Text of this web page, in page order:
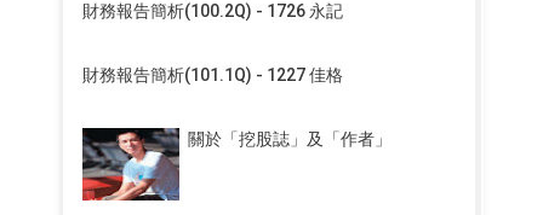
財務報告簡析(100.2Q) - 1726 永記
財務報告簡析(101.1Q) - 1227 佳格
關於「挖股誌」及「作者」